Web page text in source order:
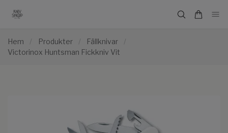
Hem / Produkter / Fällknivar
/
Victorinox Huntsman Fickkniv Vit